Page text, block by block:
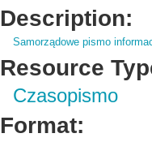
Description:
Samorządowe pismo
Resource
Czasopismo
Format: